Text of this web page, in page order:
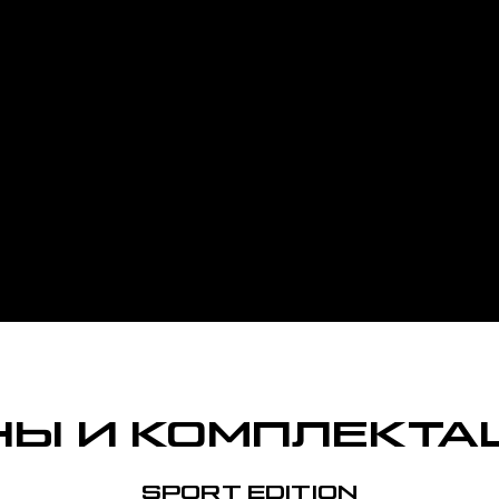
И
SPORT EDITION